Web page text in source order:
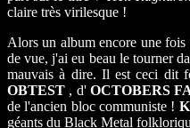
claire très virilesque !
Alors un album encore une
de vue, j'ai eu beau le tourner
mauvais à dire. Il est ceci dit
OBTEST , d' OCTOBERS
de l'ancien bloc communiste !
géants du Black Metal